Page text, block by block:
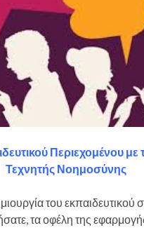
Περιεχομένου
Τεχνητής Νοημοσύνης
του εκπαιδευτικού
τα οφέλη της